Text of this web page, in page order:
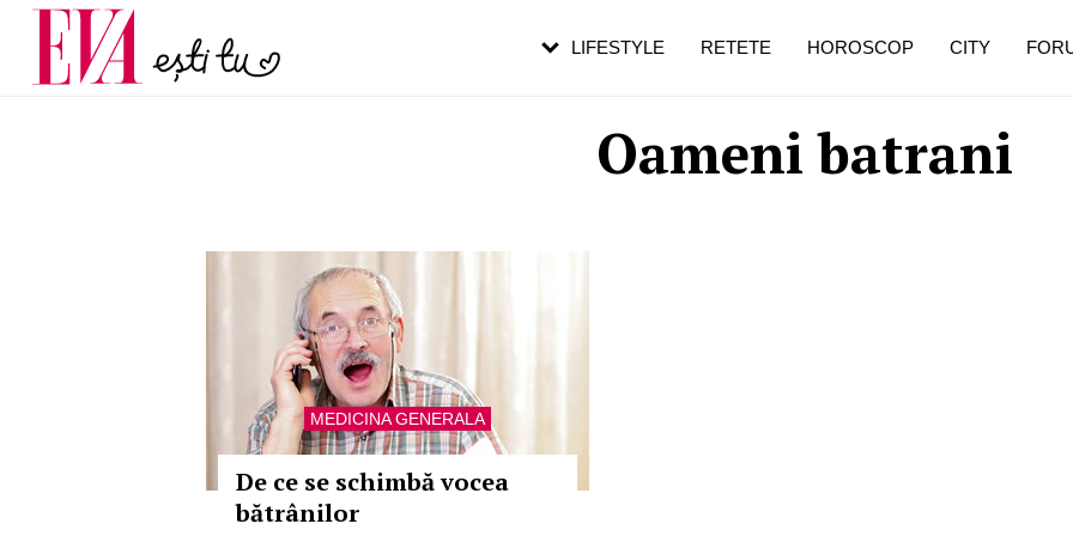
Oameni batrani
MEDICINA GENERALA
De ce se schimbă vocea
bătrânilor
LIFESTYLE RETETE HOROSCOP CITY
Carieră
Actualitate
pe măsură ce înaintezi în vârstă
de dureroasă este investigația